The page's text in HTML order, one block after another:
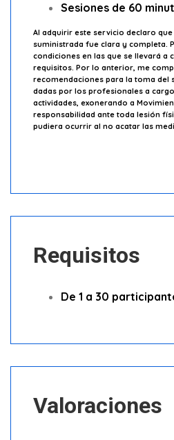
Sesiones de 60
Al adquirir este servicio declaro
suministrada fue clara y completa.
condiciones en las que se llevará a
requisitos. Por lo anterior, me
recomendaciones para la toma del
dadas por los profesionales a
actividades, exonerando a
responsabilidad ante toda lesión
pudiera ocurrir al no acatar las
Requisitos
De 1 a 30
Valoraciones